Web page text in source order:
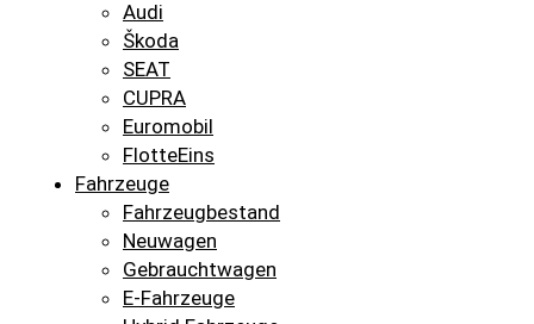
Audi
Škoda
SEAT
CUPRA
Euromobil
FlotteEins
Fahrzeuge
Fahrzeugbestand
Neuwagen
Gebrauchtwagen
E-Fahrzeuge